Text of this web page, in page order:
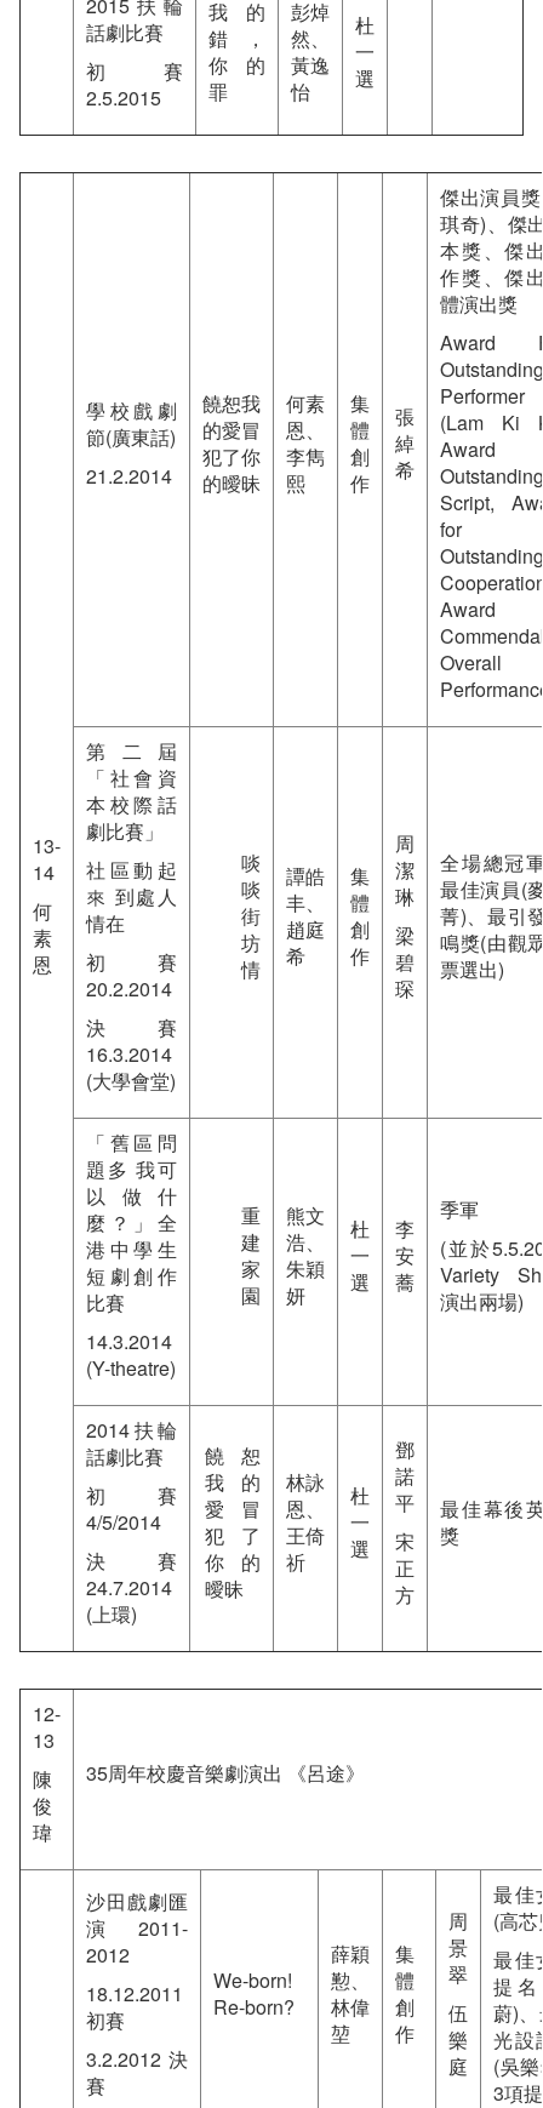
話劇比賽
初賽
2.5.2015
我的
錯，
你的
罪
彭焯
然、
黃逸
怡
杜
一
選
13-
14
何
素
恩
學校戲劇
節(廣東話)
21.2.2014
饒恕我
的愛冒
犯了你
的曖昧
何素
恩、
李雋
熙
集
體
創
作
張
綽
希
傑出演員
琪奇)、傑
本獎、傑
作獎、傑
體演出獎
Award
Outstanding
Performer
(Lam Ki
Award
Outstanding
Script,
for
Outstanding
Award
Overall
第二屆
「社會資
本校際話
劇比賽」
社區動起
來 到處人
情在
初賽
20.2.2014
決賽
16.3.2014
(大學會堂)
啖
啖
街
坊
情
譚皓
丰、
趙庭
希
集
體
創
作
周
潔
琳
梁
碧
琛
全場總冠
最佳演員(
菁)、最引
鳴獎(由觀
票選出)
「舊區問
題多 我可
以做什
麼？」全
港中學生
短劇創作
比賽
14.3.2014
(Y-theatre)
重
建
家
園
熊文
浩、
朱穎
妍
杜
一
選
李
安
蕎
季軍
(並於
Variety
演出兩場)
2014扶輪
話劇比賽
初賽
4/5/2014
決賽
24.7.2014
(上環)
饒恕
我的
愛冒
犯了
你的
曖昧
林詠
恩、
王倚
祈
杜
一
選
鄧
諾
平
宋
正
方
最佳幕後
獎
12-
13
陳
俊
瑋
35周年校慶音樂劇演出 《呂途》
沙田戲劇匯
演 2011-
2012
18.12.2011
初賽
3.2.2012 決
賽
We-born!
Re-born?
薛穎
懃、
林偉
堃
集
體
創
作
周
景
翠
伍
樂
庭
最佳
(高
最佳
提
蔚)
光設
(吳
3項